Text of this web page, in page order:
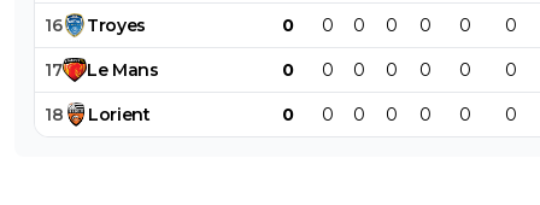
16 Troyes 0 0 0 0 0 0 0
17 Le Mans 0 0 0 0 0 0 0
18 Lorient 0 0 0 0 0 0 0